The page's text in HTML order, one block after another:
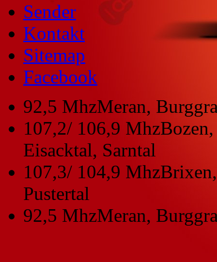
Sender
Kontakt
Sitemap
Facebook
92,5 MhzMeran,
107,2/ 106,9 Mhz
Eisacktal, Sarntal
107,3/ 104,9 Mhz
Pustertal
92,5 MhzMeran,